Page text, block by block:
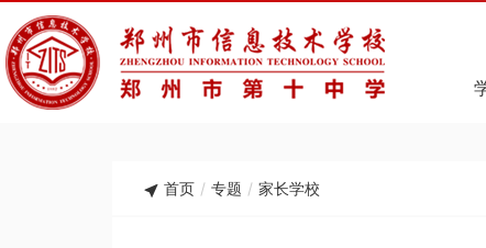
首页 / 专题 / 家长学校